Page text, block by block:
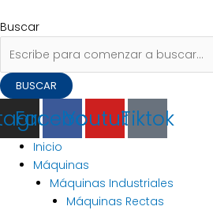
al
Buscar
BUSCAR
Facebook
YoutubeTiktok
Inicio
Máquinas
Máquinas Industriales
Máquinas Rectas
Menu
por: